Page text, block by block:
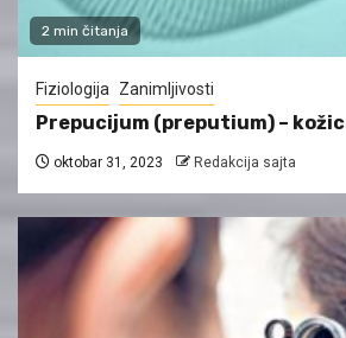
2 min čitanja
Fiziologija Zanimljivosti
Prepucijum (preputium) –
oktobar 31, 2023 Redakcija sajta